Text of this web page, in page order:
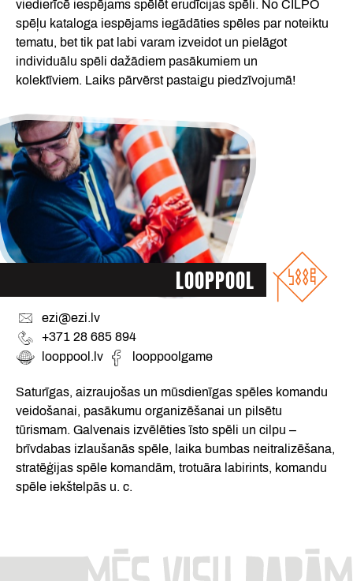
viedierīcē iespējams spēlēt erudīcijas spēli. No CILPO
spēļu kataloga iespējams iegādāties spēles par noteiktu
tematu, bet tik pat labi varam izveidot un pielāgot
individuālu spēli dažādiem pasākumiem un
kolektīviem. Laiks pārvērst pastaigu piedzīvojumā!
LOOPPOOL
ezi@ezi.lv
+371 28 685 894
looppool.lv
looppoolgame
Saturīgas, aizraujošas un mūsdienīgas spēles komandu
veidošanai, pasākumu organizēšanai un pilsētu
tūrismam. Galvenais izvēlēties īsto spēli un cilpu –
brīvdabas izlaušanās spēle, laika bumbas neitralizēšana,
stratēģijas spēle komandām, trotuāra labirints, komandu
spēle iekštelpās u. c.